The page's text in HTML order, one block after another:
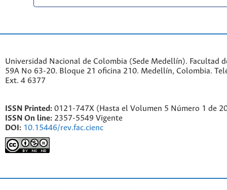
Universidad Nacional de Colombia (Sede Medellín). Facultad
59A No 63-20. Bloque 21 oficina 210. Medellín, Colombia.
Ext. 4 6377
ISSN Printed: 0121-747X (Hasta el Volumen 5 Número 1 de
ISSN On line: 2357-5549 Vigente
DOI: 10.15446/rev.fac.cienc